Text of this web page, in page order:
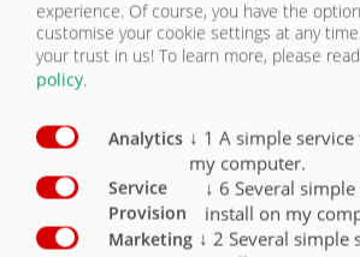
Les bennes monocoques à un
essieu se distinguent par leur
faible poids propre. Malgré cela,
robustes et résistantes à la
torsion. Elles présentent un
centre de gravité bas, ce qui les
rend extrêmement stables dans
les pentes. Les bennes
80
tailles
• EMK 80
• EMK 110
experience. Of course, you have the
customise your cookie settings at any
your trust in us! To learn more, please
policy.
Analytics ↓ 1 A simple
my computer.
Service
Provision
↓ 6 Several
install on my
Marketing ↓ 2 Several simple